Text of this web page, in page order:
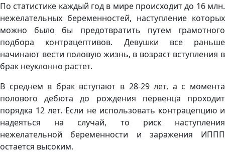
По статистике каждый год в мире происходит до 16 млн.
нежелательных беременностей, наступление которых
можно было бы предотвратить путем грамотного
подбора контрацептивов. Девушки все раньше
начинают вести половую жизнь, в возраст вступления в
брак неуклонно растет.
В среднем в брак вступают в 28-29 лет, а с момента
полового дебюта до рождения первенца проходит
порядка 12 лет. Если не использовать контрацепцию и
надеяться на случай, то риск наступления
нежелательной беременности и заражения ИППП
остается высоким.